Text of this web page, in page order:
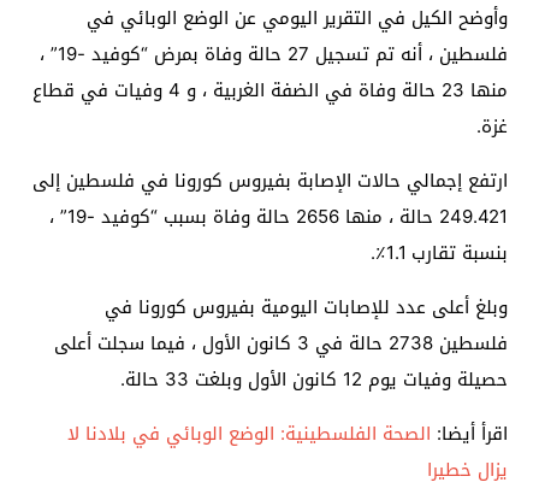
وأوضح الكيل في التقرير اليومي عن الوضع الوبائي في
فلسطين ، أنه تم تسجيل 27 حالة وفاة بمرض “كوفيد -19” ،
منها 23 حالة وفاة في الضفة الغربية ، و 4 وفيات في قطاع
غزة.
ارتفع إجمالي حالات الإصابة بفيروس كورونا في فلسطين إلى
249.421 حالة ، منها 2656 حالة وفاة بسبب “كوفيد -19” ،
بنسبة تقارب 1.1٪.
وبلغ أعلى عدد للإصابات اليومية بفيروس كورونا في
فلسطين 2738 حالة في 3 كانون الأول ، فيما سجلت أعلى
حصيلة وفيات يوم 12 كانون الأول وبلغت 33 حالة.
اقرأ أيضا: الصحة الفلسطينية: الوضع الوبائي في بلادنا لا
يزال خطيرا